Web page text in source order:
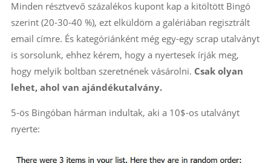
Minden résztvevő százalékos kupont kap a kitöltött Bingó
szerint (20-30-40 %), ezt elküldöm a galériában regisztrált
email címre. És kategóriánként még egy-egy scrap utalványt
is sorsolunk, ehhez kérem, hogy a nyertesek írják meg,
hogy melyik boltban szeretnének vásárolni. Csak olyan
lehet, ahol van ajándékutalvány.
5-ös Bingóban hárman indultak, aki a 10$-os utalványt
nyerte: